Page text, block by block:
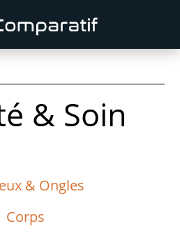
& Soin
& Ongles
Corps